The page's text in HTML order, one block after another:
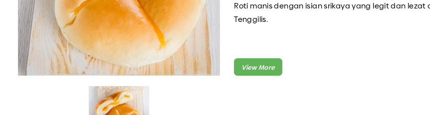
BROWNIES TENGGILIS
Brownies Kukus
Brownies Panggang
KUE KERING
LAIN – LAIN
Roti manis dengan isian srikaya yang legit dan lezat
Tenggilis.